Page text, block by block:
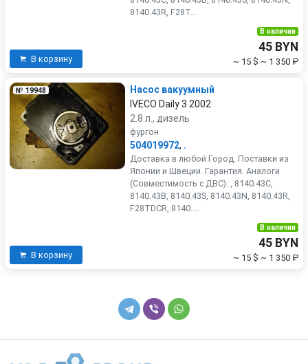
8140.43R, F28T...
В корзину
В наличии
45 BYN
~ 15 $ ~ 1 350 ₽
№ 19948
Насос вакуумный
IVECO Daily 3 2002
2.8 л., дизель
фургон
504019972, .
Доставка в любой Город. Поставки из
Японии и Швеции. Гарантия. Аналоги
(Совместимость с ДВС): , 8140.43C,
8140.43B, 8140.43S, 8140.43N, 8140.43R,
F28TDCR, 8140....
В корзину
В наличии
45 BYN
~ 15 $ ~ 1 350 ₽